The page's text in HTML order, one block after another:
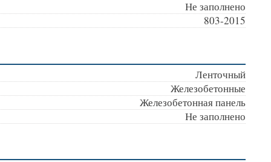
Не заполнено
803-2015
Ленточный
Железобетонные
Железобетонная панель
Не заполнено